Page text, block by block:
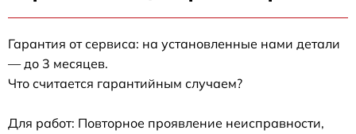
Гарантия от сервиса: на установленные нами детали
— до 3 месяцев.
Что считается гарантийным случаем?
Для работ: Повторное проявление неисправности,